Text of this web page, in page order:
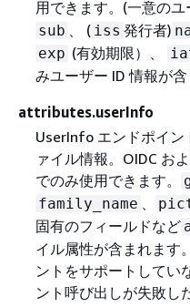
用できます。(一意の
sub 、 ( iss 発行者)
exp (有効期限）、
みユーザー ID 情報が含
attributes.userInfo
UserInfo エンドポイン
ァイル情報。OIDC お
でのみ使用できます。
family_name
固有のフィールドなど
イル属性が含まれます
ントをサポートしてい
ント呼び出しが失敗し